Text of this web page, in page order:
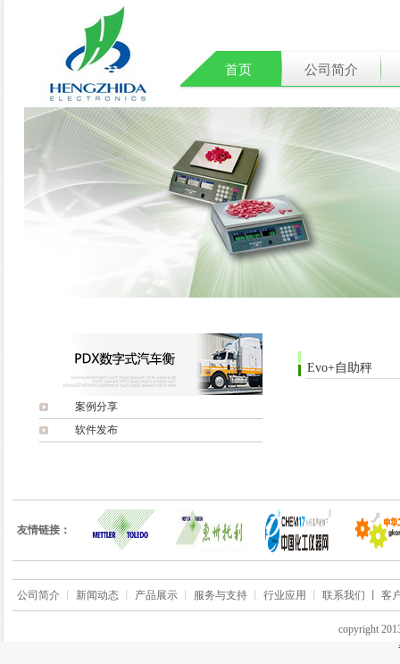
首页 公司简介
案例分享
软件发布
Evo+自助秤
友情链接：
公司简介丨 新闻动态丨 产品展示丨 服务与支持丨 行业应用 联系我们 丨 客
copyright